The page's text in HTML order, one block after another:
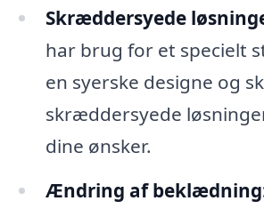
Skræddersyede
har brug for et specielt
en syerske designe og
skræddersyede
dine ønsker.
Ændring af